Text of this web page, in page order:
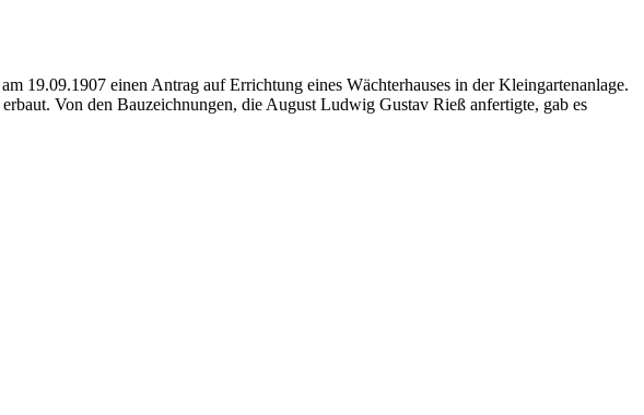
19.09.1907 einen Antrag auf Errichtung eines Wächterhauses in der Kleingartenanlage.
Von den Bauzeichnungen, die August Ludwig Gustav Rieß anfertigte, gab es